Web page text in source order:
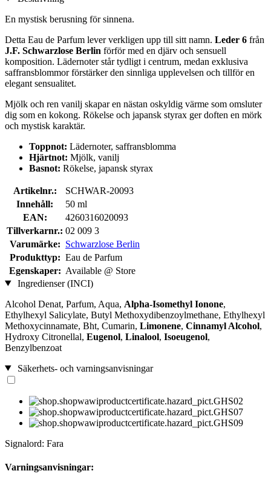
En mystisk berusning för sinnena.
Detta Eau de Parfum lever verkligen upp till sitt namn. Leder 6 från
J.F. Schwarzlose Berlin förför med en djärv och sensuell
komposition. Lädernoter står tydligt i centrum, medan exklusiva
saffransblommor förstärker den sinnliga upplevelsen och tillför en
elegant sensualitet.
Mjölk och ren vanilj skapar en nästan oskyldig värme som omsluter
dig som en kokong. Rökelse och japansk styrax ger doften en mörk
och mystisk karaktär.
Toppnot: Lädernoter, saffransblomma
Hjärtnot: Mjölk, vanilj
Basnot: Rökelse, japansk styrax
Artikelnr.:
SCHWAR-20093
Innehåll:
50 ml
EAN:
4260316020093
Tillverkarnr.: 02 009 3
Varumärke: Schwarzlose Berlin
Produkttyp: Eau de Parfum
Egenskaper: Available @ Store
Ingredienser (INCI)
Alcohol Denat, Parfum, Aqua, Alpha-Isomethyl Ionone,
Ethylhexyl Salicylate, Butyl Methoxydibenzoylmethane, Ethylhexyl
Methoxycinnamate, Bht, Cumarin, Limonene, Cinnamyl Alcohol,
Hydroxy Citronellal, Eugenol, Linalool, Isoeugenol,
Benzylbenzoat
Säkerhets- och varningsanvisningar
Signalord: Fara
Varningsanvisningar: